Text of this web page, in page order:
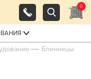
0
Блинницы